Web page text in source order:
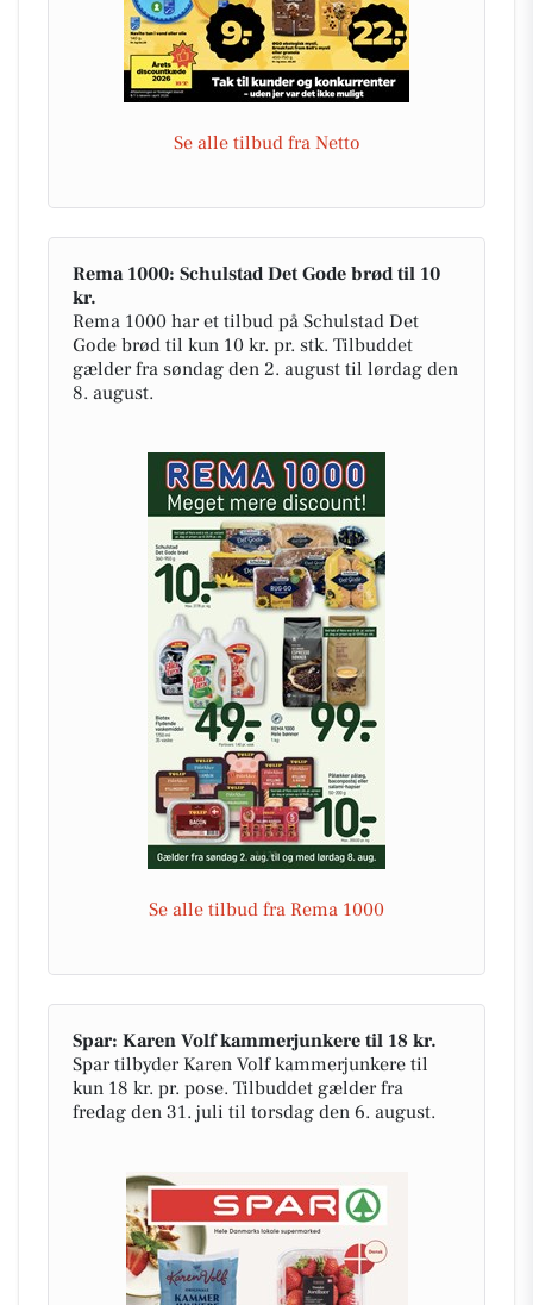
Se alle tilbud fra Netto
Rema 1000: Schulstad Det Gode brød til 10
kr.
Rema 1000 har et tilbud på Schulstad Det
Gode brød til kun 10 kr. pr. stk. Tilbuddet
gælder fra søndag den 2. august til lørdag den
8. august.
Se alle tilbud fra Rema 1000
Spar: Karen Volf kammerjunkere til 18 kr.
Spar tilbyder Karen Volf kammerjunkere til
kun 18 kr. pr. pose. Tilbuddet gælder fra
fredag den 31. juli til torsdag den 6. august.